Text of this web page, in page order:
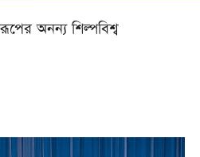
অনন্য শিল্পবিশ্ব